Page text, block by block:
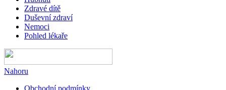
Zdravé dítě
Duševní zdraví
Nemoci
Pohled lékaře
Nahoru
Obchodní podmínky